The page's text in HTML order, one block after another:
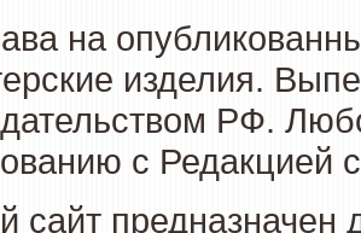
на
изделия.
РФ.
с Редакцией
сайт предназначен